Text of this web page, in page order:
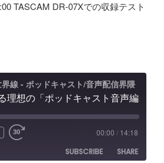
Spotify
TASCAM DR-07Xでの収録テスト
線 - ポッドキャスト/音声配信界隈
00:00 / 14:18
SUBSCRIBE
SHARE